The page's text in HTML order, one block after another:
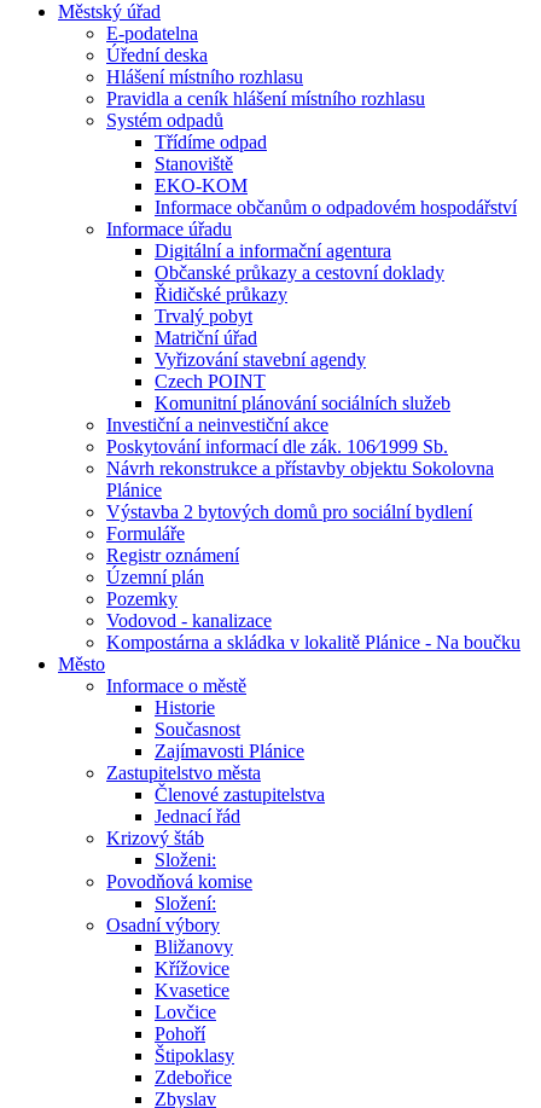
Městský úřad
E-podatelna
Úřední deska
Hlášení místního rozhlasu
Pravidla a ceník hlášení místního rozhlasu
Systém odpadů
Třídíme odpad
Stanoviště
EKO-KOM
Informace občanům o odpadovém hospodářství
Informace úřadu
Digitální a informační agentura
Občanské průkazy a cestovní doklady
Řidičské průkazy
Trvalý pobyt
Matriční úřad
Vyřizování stavební agendy
Czech POINT
Komunitní plánování sociálních služeb
Investiční a neinvestiční akce
Poskytování informací dle zák. 106⁄1999 Sb.
Návrh rekonstrukce a přístavby objektu Sokolovna
Plánice
Výstavba 2 bytových domů pro sociální bydlení
Formuláře
Registr oznámení
Územní plán
Pozemky
Vodovod - kanalizace
Kompostárna a skládka v lokalitě Plánice - Na boučku
Město
Informace o městě
Historie
Současnost
Zajímavosti Plánice
Zastupitelstvo města
Členové zastupitelstva
Jednací řád
Krizový štáb
Složeni:
Povodňová komise
Složení:
Osadní výbory
Bližanovy
Křížovice
Kvasetice
Lovčice
Pohoří
Štipoklasy
Zdebořice
Zbyslav